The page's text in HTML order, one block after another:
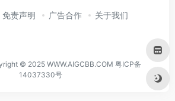
免责声明 广告合作 关于我们
© 2025 WWW.AIGCBB.COM 粤ICP备
14037330号